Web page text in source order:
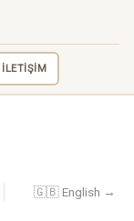
İLETİŞİM
🇬🇧 English →